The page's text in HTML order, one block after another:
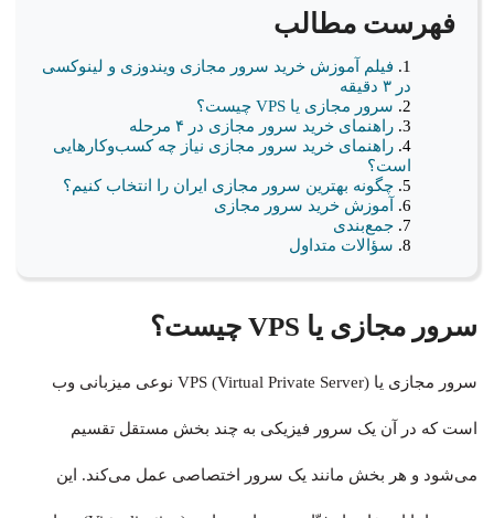
فهرست مطالب
فیلم آموزش خرید سرور مجازی ویندوزی و لینوکسی
در ۳ دقیقه
سرور مجازی یا VPS چیست؟
راهنمای خرید سرور مجازی در ۴ مرحله
راهنمای خرید سرور مجازی نیاز چه کسب‌وکارهایی
است؟
چگونه بهترین سرور مجازی ایران را انتخاب کنیم؟
آموزش خرید سرور مجازی
جمع‌بندی
سؤالات متداول
سرور مجازی یا VPS چیست؟
سرور مجازی یا VPS (Virtual Private Server) نوعی میزبانی وب
است که در آن یک سرور فیزیکی به چند بخش مستقل تقسیم
می‌شود و هر بخش مانند یک سرور اختصاصی عمل می‌کند. این